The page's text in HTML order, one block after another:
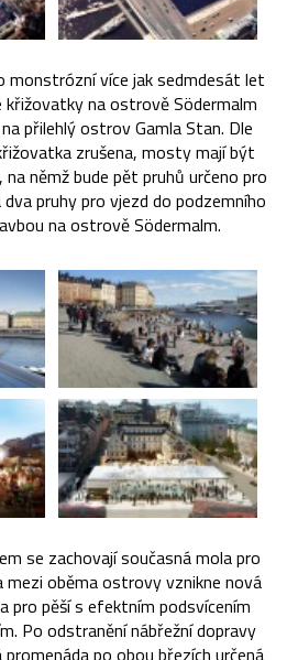
monstrózní více jak sedmdesát let
na ostrově Södermalm
přilehlý ostrov Gamla Stan. Dle
zrušena, mosty mají být
na němž bude pět pruhů určeno pro
pruhy pro vjezd do podzemního
na ostrově Södermalm.
se zachovají současná mola pro
mezi oběma ostrovy vznikne nová
pro pěší s efektním podsvícením
Po odstranění nábřežní dopravy
po obou březích určená